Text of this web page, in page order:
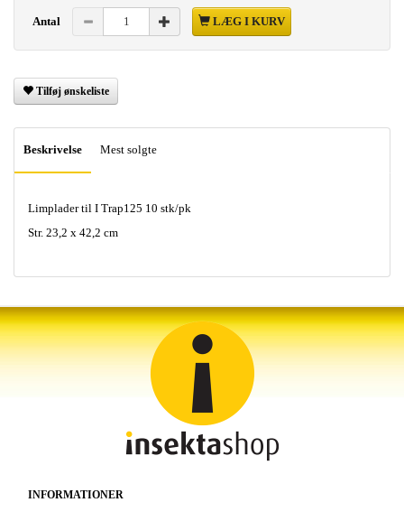
Antal LÆG I KURV
Tilføj ønskeliste
Beskrivelse Mest solgte
Limplader til I Trap125 10 stk/pk
Str. 23,2 x 42,2 cm
INFORMATIONER